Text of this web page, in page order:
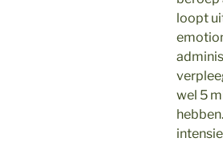
loopt
wel 5